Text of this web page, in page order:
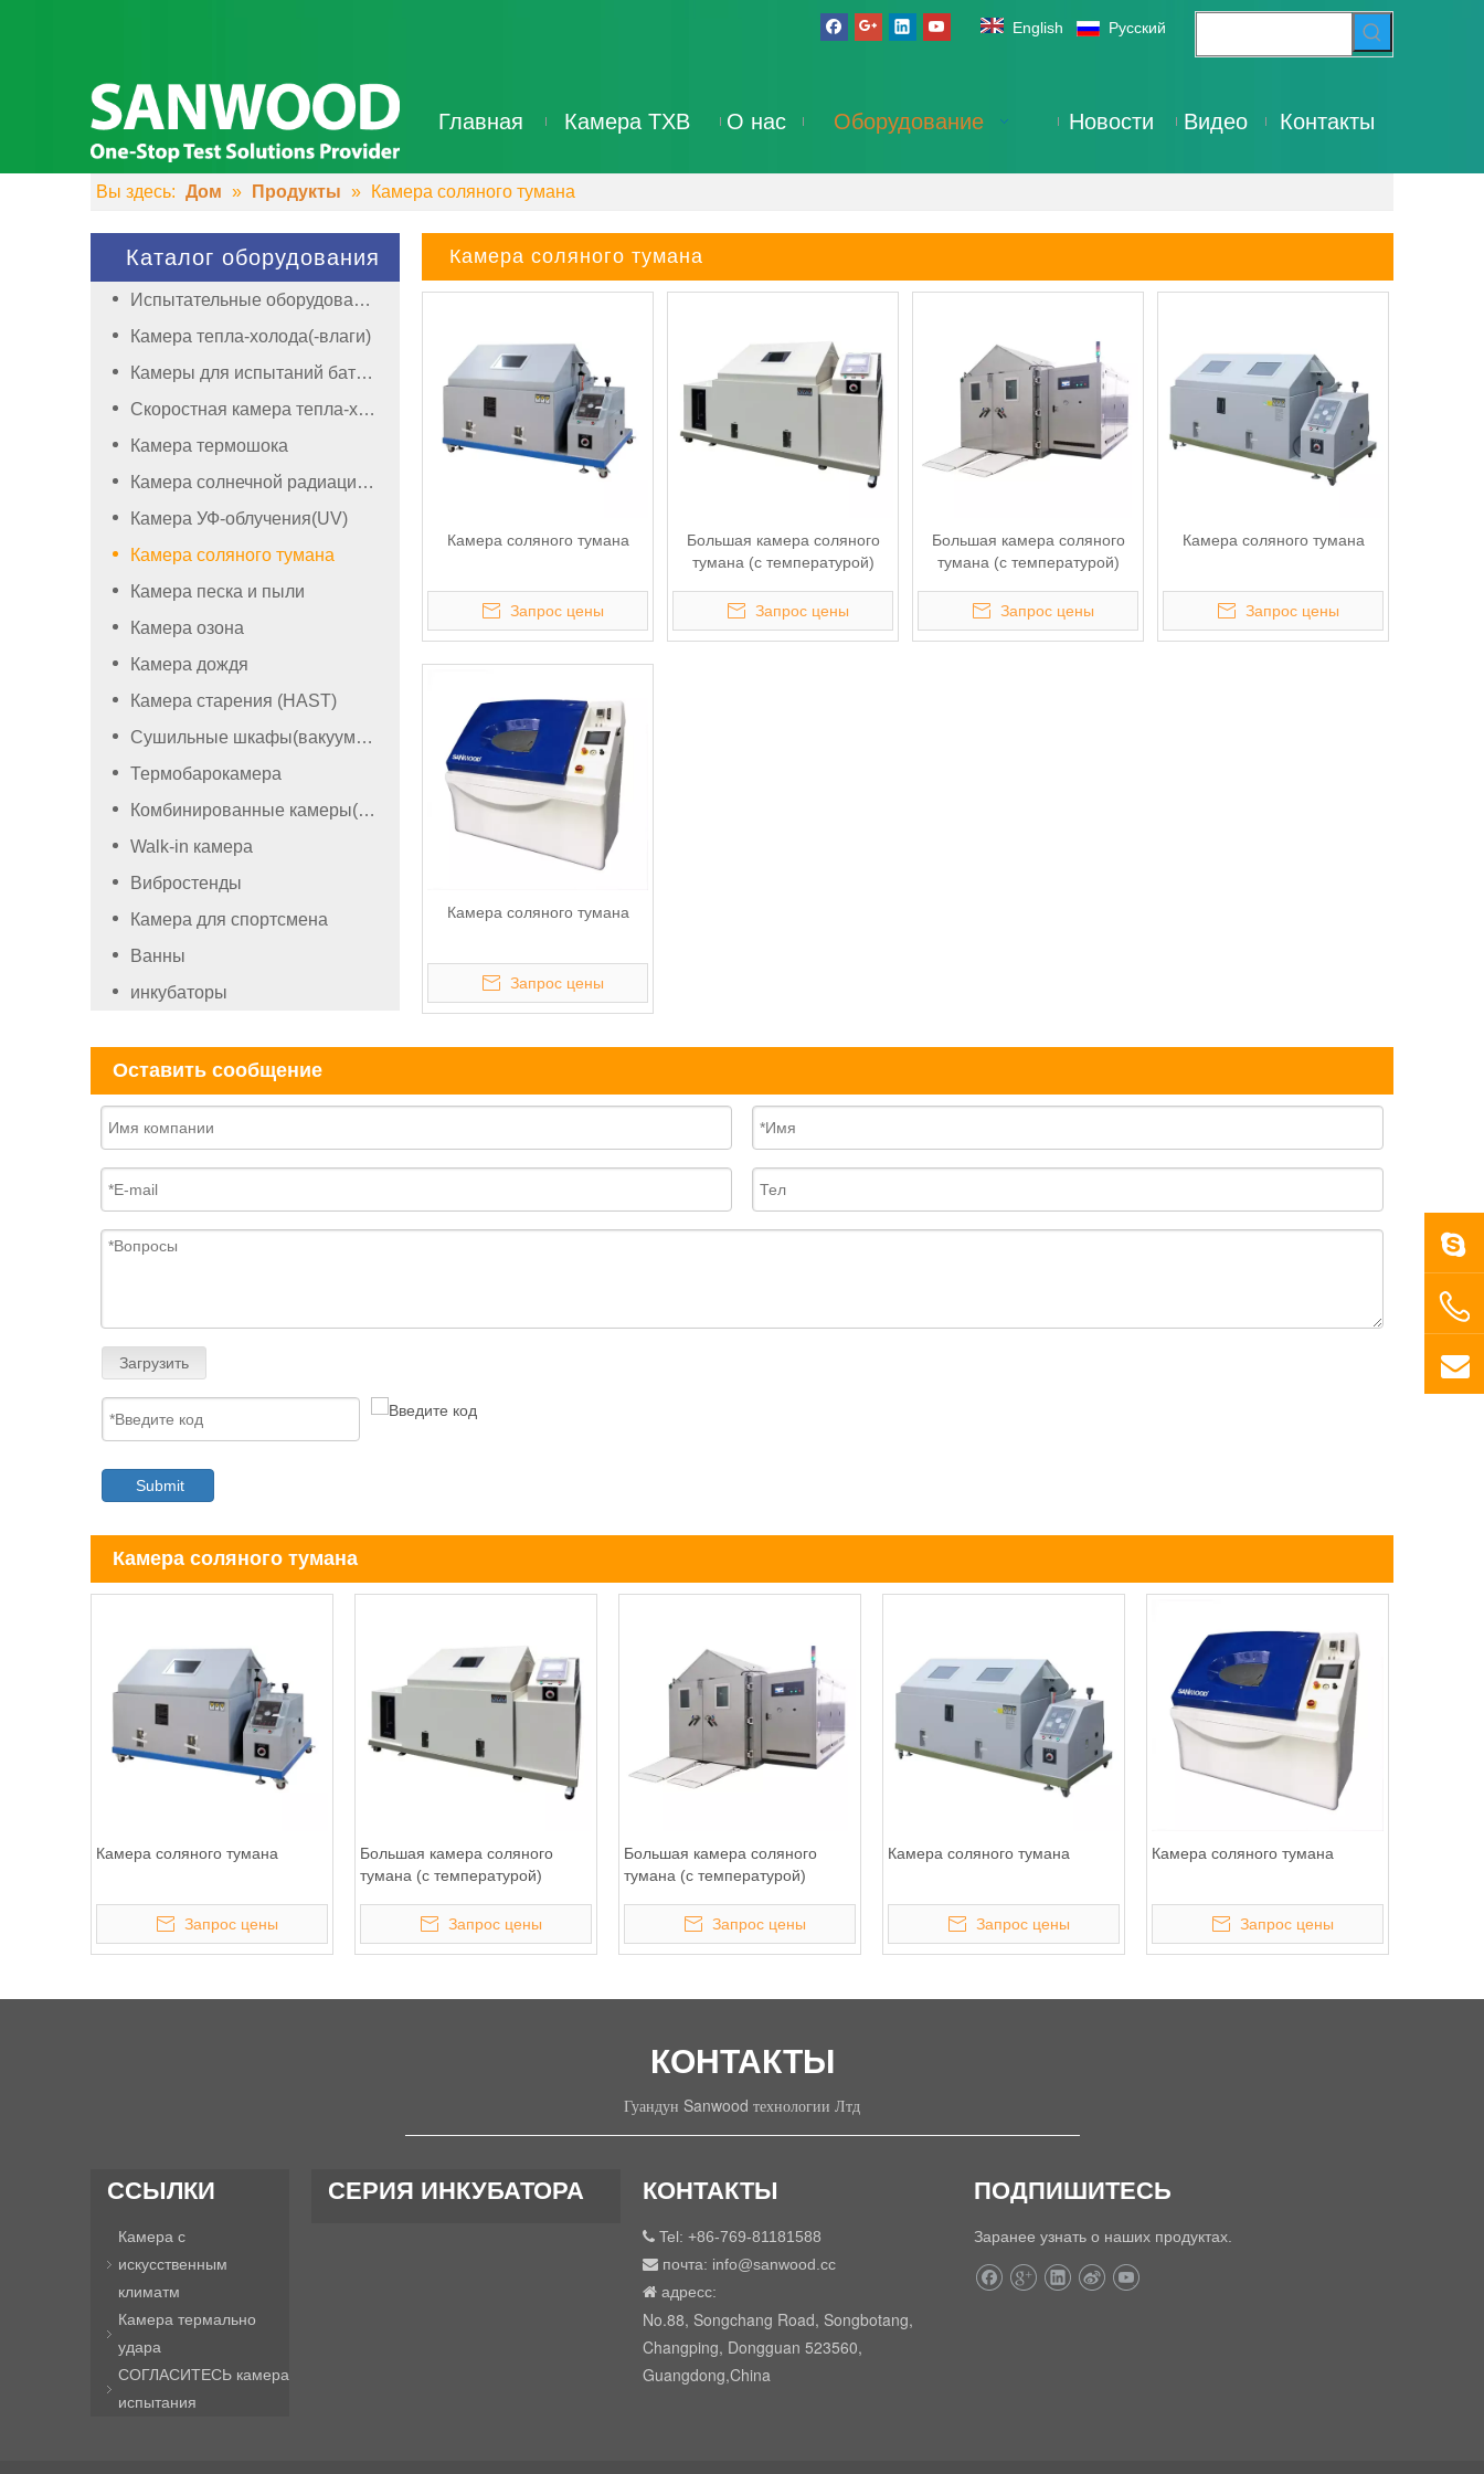
English Pусский
Главная Камера ТХВ О нас Оборудование Новости Видео Контакты
Вы здесь: Дом » Продукты » Камера соляного тумана
Каталог оборудования
Испытательные оборудования
Камера тепла-холода(-влаги)
Камеры для испытаний батареи
Скоростная камера тепла-холода(-влаги)
Камера термошока
Камера солнечной радиации(ксеноновая)
Камера УФ-облучения(UV)
Камера соляного тумана
Камера песка и пыли
Камера озона
Камера дождя
Камера старения (HAST)
Сушильные шкафы(вакуумный)
Термобарокамера
Комбинированные камеры(камеры со вибростендом)
Walk-in камера
Вибростенды
Камера для спортсмена
Ванны
инкубаторы
Камера соляного тумана
Камера соляного тумана
Запрос цены
Большая камера соляного
тумана (с температурой)
Запрос цены
Большая камера соляного
тумана (с температурой)
Запрос цены
Камера соляного тумана
Запрос цены
Камера соляного тумана
Запрос цены
Оставить сообщение
Загрузить
Submit
Камера соляного тумана
Камера соляного тумана
Запрос цены
Большая камера соляного
тумана (с температурой)
Запрос цены
Большая камера соляного
тумана (с температурой)
Запрос цены
Камера соляного тумана
Запрос цены
Камера соляного тумана
Запрос цены
КОНТАКТЫ
Гуандун Sanwood технологии Лтд
ССЫЛКИ
Камера c
искусственным
климатм
Камера термально
удара
СОГЛАСИТЕСЬ камера
испытания
СЕРИЯ ИНКУБАТОРА КОНТАКТЫ
 Tel: +86-769-81181588
 почта: info@sanwood.cc
 адресс:
No.88, Songchang Road, Songbotang,
Changping, Dongguan 523560,
Guangdong,China
ПОДПИШИТЕСЬ
Заранее узнать о наших продуктах.